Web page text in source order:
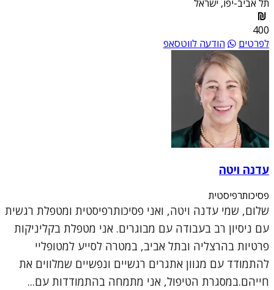
תל אביב-יפו, ישראל
400
לפרטים
הודעה לווטסאפ
עדנה ויטה
פסיכותרפיסטית
שלום, שמי עדנה ויטה, ואני פסיכותרפיסטית ומטפלת רגשית
עם ניסיון רב בעבודה עם מבוגרים. אני מטפלת בקליניקות
פרטיות בהרצליה ובתל אביב, במטרה לסייע למטופליי
להתמודד עם מגוון אתגרים רגשיים ונפשיים שמלווים את
חייהם.במסגרת הטיפול, אני מתמחה בהתמודדות עם...